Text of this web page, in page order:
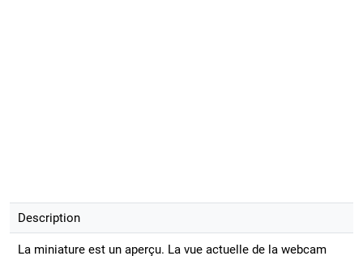
Description
La miniature est un aperçu. La vue actuelle de la webcam